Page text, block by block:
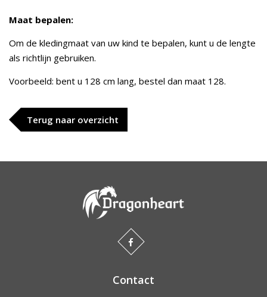
Maat bepalen:
Om de kledingmaat van uw kind te bepalen, kunt u de lengte
als richtlijn gebruiken.
Voorbeeld: bent u 128 cm lang, bestel dan maat 128.
Terug naar overzicht
Contact